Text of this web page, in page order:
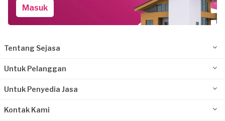
Masuk
Tentang Sejasa
Untuk Pelanggan
Untuk Penyedia Jasa
Kontak Kami